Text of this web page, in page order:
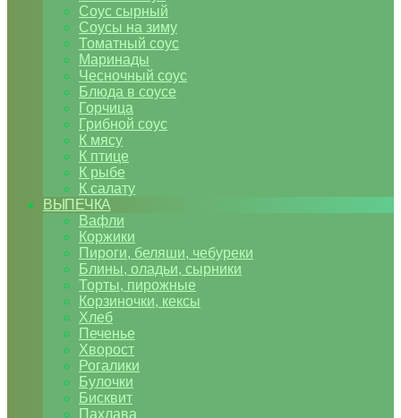
Соус сырный
Соусы на зиму
Томатный соус
Маринады
Чесночный соус
Блюда в соусе
Горчица
Грибной соус
К мясу
К птице
К рыбе
К салату
ВЫПЕЧКА
Вафли
Коржики
Пироги, беляши, чебуреки
Блины, оладьи, сырники
Торты, пирожные
Корзиночки, кексы
Хлеб
Печенье
Хворост
Рогалики
Булочки
Бисквит
Пахлава